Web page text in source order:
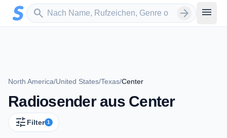
Zum Hauptinhalt springen
search
Sender suchen arrow_forward menu
North America/United States/Texas/Center
Radiosender aus Center
tune Filter 1